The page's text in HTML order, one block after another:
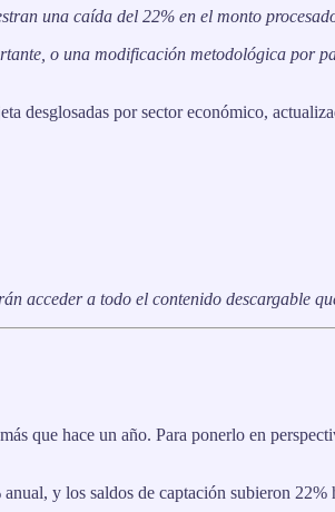
una caída del 22% en el monto
o una modificación metodológica por
desglosadas por sector económico,
acceder a todo el contenido descargable
que hace un año. Para ponerlo en
y los saldos de captación subieron